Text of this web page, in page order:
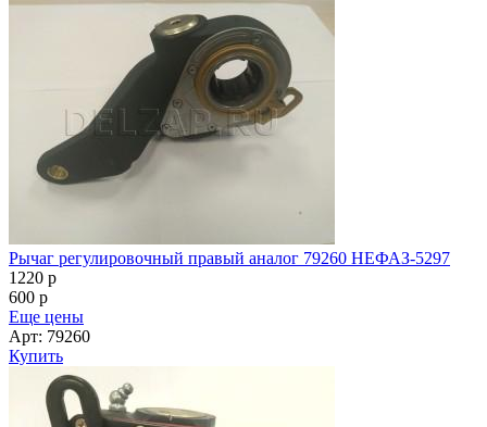
Рычаг регулировочный правый аналог 79260 НЕФАЗ-5297
1220 p
600 p
Еще цены
Арт: 79260
Купить